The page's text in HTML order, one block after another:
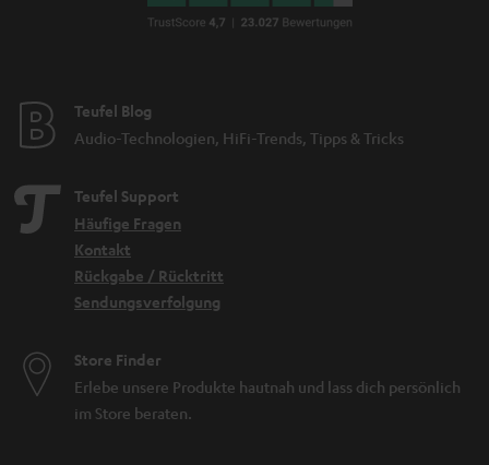
Teufel Blog
Audio-Technologien, HiFi-Trends, Tipps & Tricks
Teufel Support
Häufige Fragen
Kontakt
Rückgabe / Rücktritt
Sendungsverfolgung
Store Finder
Erlebe unsere Produkte hautnah und lass dich persönlich
im Store beraten.